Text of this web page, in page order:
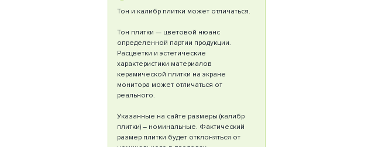
Тон и калибр плитки может отличаться.
Тон плитки — цветовой нюанс
определенной партии продукции.
Расцветки и эстетические
характеристики материалов
керамической плитки на экране
монитора может отличаться от
реального.
Указанные на сайте размеры (калибр
плитки) – номинальные. Фактический
размер плитки будет отклоняться от